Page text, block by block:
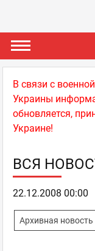
В связи с
Украины
обновляется,
Украине!
ВСЯ
22.12.2008 00:00
Архивная новость